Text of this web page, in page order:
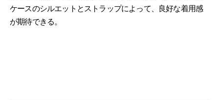
ケースのシルエットとストラップによって、良好な着用感
が期待できる。